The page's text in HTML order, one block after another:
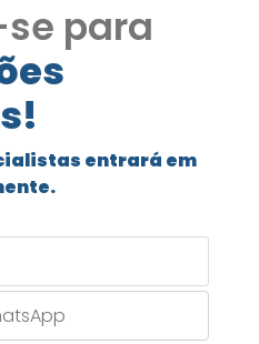
para
entrará em